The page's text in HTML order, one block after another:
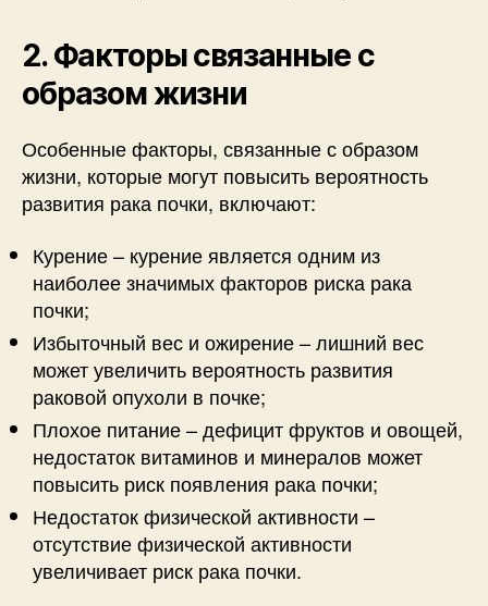
2. Факторы связанные с
образом жизни
Особенные факторы, связанные с образом
жизни, которые могут повысить вероятность
развития рака почки, включают:
Курение – курение является одним из
наиболее значимых факторов риска рака
почки;
Избыточный вес и ожирение – лишний вес
может увеличить вероятность развития
раковой опухоли в почке;
Плохое питание – дефицит фруктов и овощей,
недостаток витаминов и минералов может
повысить риск появления рака почки;
Недостаток физической активности –
отсутствие физической активности
увеличивает риск рака почки.